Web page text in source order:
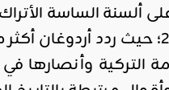
ألسنة الساسة
آخرها في الانتخابات الرئاسية التركية
التركية وأنصارها